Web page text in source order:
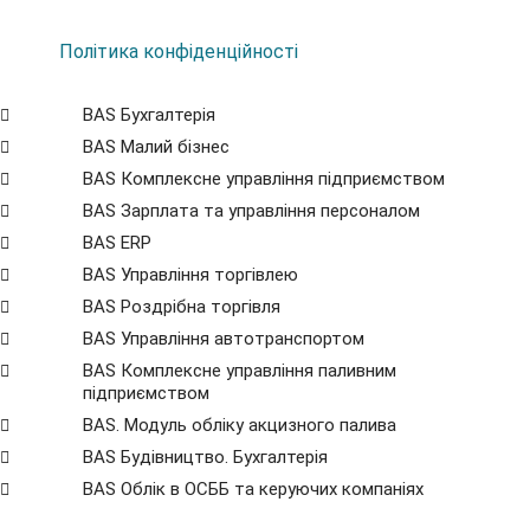
Політика конфіденційності
BAS Бухгалтерія
BAS Малий бізнес
BAS Комплексне управління підприємством
BAS Зарплата та управління персоналом
BAS ERP
BAS Управління торгівлею
BAS Роздрібна торгівля
BAS Управління автотранспортом
BAS Комплексне управління паливним
підприємством
BAS. Модуль обліку акцизного палива
BAS Будівництво. Бухгалтерія
BAS Облік в ОСББ та керуючих компаніях